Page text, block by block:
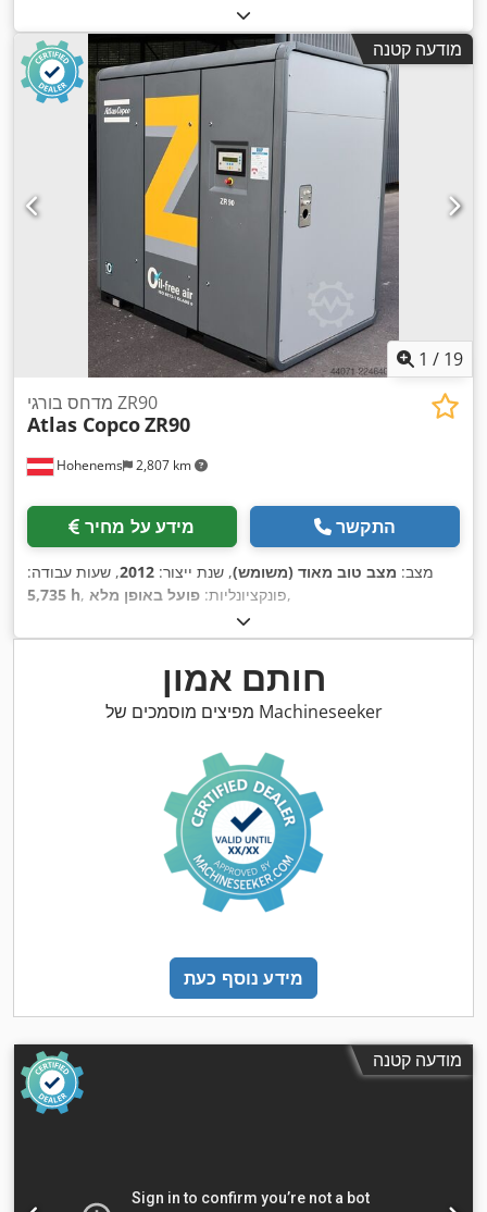
מודעה קטנה
1 / 19
Hohenems 2,807 km
מדחס בורגי ZR90
Atlas CopcoZR90
מידע על מחיר התקשר
מצב: מצב טוב מאוד (משומש), שנת ייצור: 2012, שעות עבודה:
5,735 h
, פונקציונליות: פועל באופן מלא ,
חותם אמון
מפיצים מוסמכים של Machineseeker
מידע נוסף כעת
מודעה קטנה